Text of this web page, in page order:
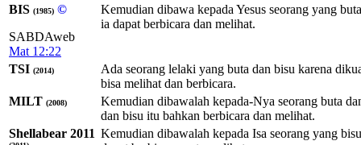
BIS (1985) ©
SABDAweb
Mat 12:22
Kemudian dibawa kepada Yesus seorang yang
ia dapat berbicara dan melihat.
TSI (2014)
Ada seorang lelaki yang buta dan bisu karena
bisa melihat dan berbicara.
MILT (2008)
Kemudian dibawalah kepada-Nya seorang buta
dan bisu itu bahkan berbicara dan melihat.
Shellabear 2011 Kemudian dibawalah kepada Isa seorang yang